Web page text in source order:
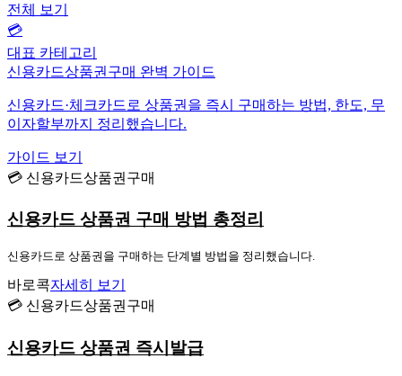
전체 보기
💳
대표 카테고리
신용카드상품권구매 완벽 가이드
신용카드·체크카드로 상품권을 즉시 구매하는 방법, 한도, 무
이자할부까지 정리했습니다.
가이드 보기
💳 신용카드상품권구매
신용카드 상품권 구매 방법 총정리
신용카드로 상품권을 구매하는 단계별 방법을 정리했습니다.
바로콕자세히 보기
💳 신용카드상품권구매
신용카드 상품권 즉시발급